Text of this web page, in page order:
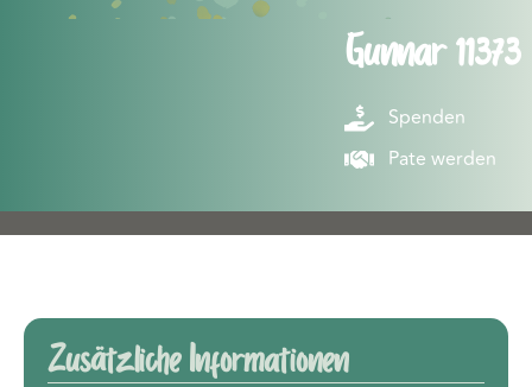
Gunnar 11373
Spenden
Pate werden
Zusätzliche Informationen